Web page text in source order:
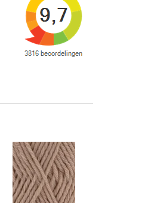
Goed verpakt en snelgeleverd